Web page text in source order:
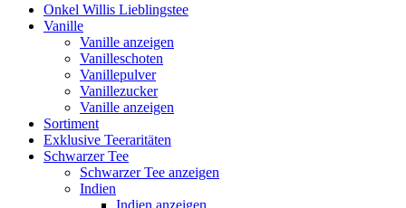
Onkel Willis Lieblingstee
Vanille
Vanille anzeigen
Vanilleschoten
Vanillepulver
Vanillezucker
Vanille anzeigen
Sortiment
Exklusive Teeraritäten
Schwarzer Tee
Schwarzer Tee anzeigen
Indien
Indien anzeigen